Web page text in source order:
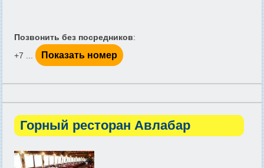
Позвонить без посредников:
+7 ...
Показать номер
Горный ресторан Авлабар